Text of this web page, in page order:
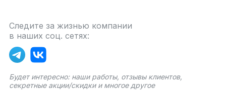
Следите за жизнью компании
в наших соц. сетях:
Будет интересно: наши работы, отзывы клиентов,
секретные акции/скидки и многое другое